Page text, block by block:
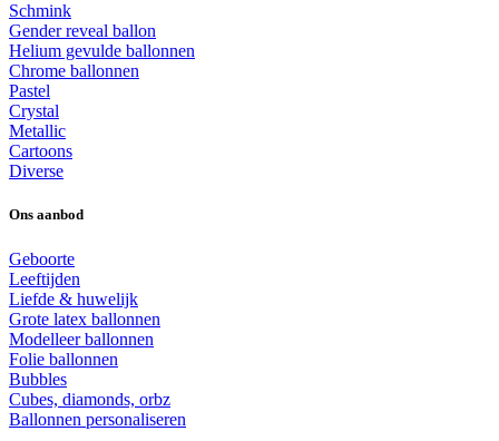
Schmink
Gender reveal ballon
Helium gevulde ballonnen
Chrome ballonnen
Pastel
Crystal
Metallic
Cartoons
Diverse
Ons aanbod
Geboorte
Leeftijden
Liefde & huwelijk
Grote latex ballonnen
Modelleer ballonnen
Folie ballonnen
Bubbles
Cubes, diamonds, orbz
Ballonnen personaliseren